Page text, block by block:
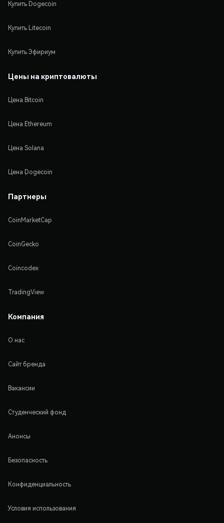
Купить Dogecoin
Купить Litecoin
Купить Эфириум
Цены на криптовалюты
Цена Bitcoin
Цена Ethereum
Цена Solana
Цена Dogecoin
Партнеры
CoinMarketCap
CoinGecko
Coincodex
TradingView
Компания
О нас
Сайт бренда
Вакансии
Студенческий фонд
Анонсы
Безопасность
Конфиденциальность
Условия использования